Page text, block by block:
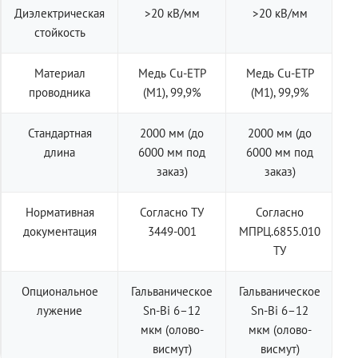
Диэлектрическая
стойкость
>20 кВ/мм >20 кВ/мм
Материал
проводника
Медь Cu-ETP
(M1), 99,9%
Медь Cu-ETP
(M1), 99,9%
Стандартная
длина
2000 мм (до
6000 мм под
заказ)
2000 мм (до
6000 мм под
заказ)
Нормативная
документация
Согласно ТУ
3449-001
Согласно
МПРЦ.6855.010
ТУ
Опциональное
лужение
Гальваническое
Sn-Bi 6–12
мкм (олово-
висмут)
Гальваническое
Sn-Bi 6–12
мкм (олово-
висмут)